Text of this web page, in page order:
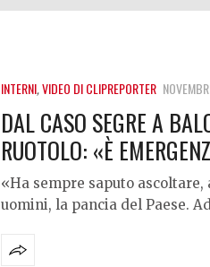
INTERNI,VIDEO DI CLIPREPORTER
DAL CASO SEGRE A
RUOTOLO: «È
«Ha sempre saputo
uomini, la pancia del Paese.